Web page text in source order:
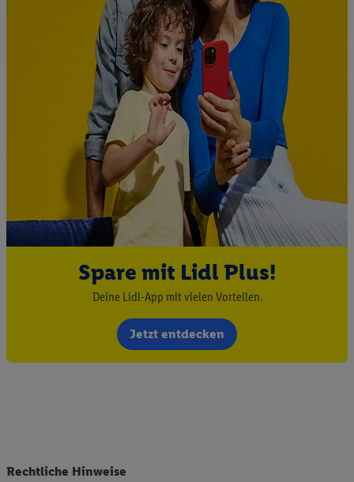
Spare mit Lidl Plus!
Deine Lidl-App mit vielen Vorteilen.
Jetzt entdecken
Rechtliche Hinweise